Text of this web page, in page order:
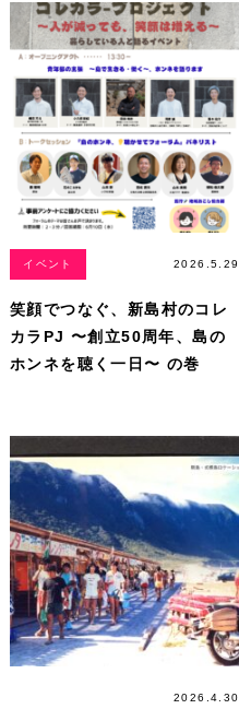
イベント 2026.5.29
笑顔でつなぐ、新島村のコレ
カラPJ 〜創立50周年、島の
ホンネを聴く一日〜 の巻
2026.4.30